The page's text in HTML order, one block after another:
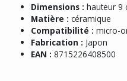
Dimensions : hauteur 9
Matière : céramique
Compatibilité : micro-
Fabrication : Japon
EAN : 8715226408500